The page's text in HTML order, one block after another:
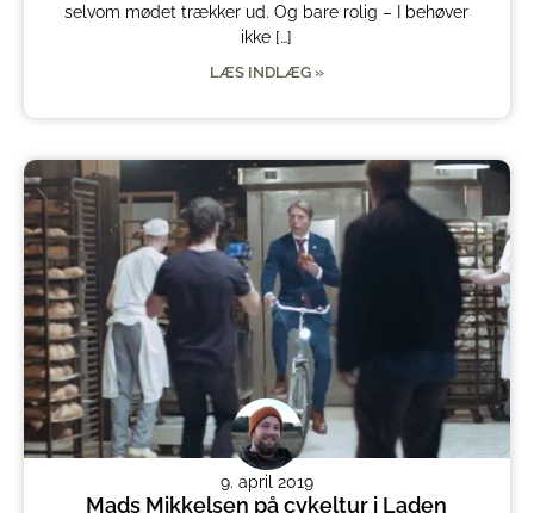
selvom mødet trækker ud. Og bare rolig – I behøver
ikke […]
LÆS INDLÆG »
9. april 2019
Mads Mikkelsen på cykeltur i Laden